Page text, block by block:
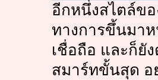
อีกหนึ่งสไตล์ข
ทางการขึ้นมา
เชื่อถือ และก็ยั
สมาร์ทขั้นสุด